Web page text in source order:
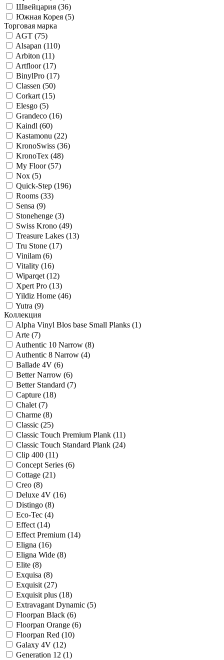
Швейцария (36)
Южная Корея (5)
Торговая марка
AGT (75)
Alsapan (110)
Arbiton (11)
Artfloor (17)
BinylPro (17)
Classen (50)
Corkart (15)
Elesgo (5)
Grandeco (16)
Kaindl (60)
Kastamonu (22)
KronoSwiss (36)
KronoTex (48)
My Floor (57)
Nox (5)
Quick-Step (196)
Rooms (33)
Sensa (9)
Stonehenge (3)
Swiss Krono (49)
Treasure Lakes (13)
Tru Stone (17)
Vinilam (6)
Vitality (16)
Wiparqet (12)
Xpert Pro (13)
Yildiz Home (46)
Yutra (9)
Коллекция
Alpha Vinyl Blos base Small Planks (1)
Arte (7)
Authentic 10 Narrow (8)
Authentic 8 Narrow (4)
Ballade 4V (6)
Better Narrow (6)
Better Standard (7)
Capture (18)
Chalet (7)
Charme (8)
Classic (25)
Classic Touch Premium Plank (11)
Classic Touch Standard Plank (24)
Clip 400 (11)
Concept Series (6)
Cottage (21)
Creo (8)
Deluxe 4V (16)
Distingo (8)
Eco-Tec (4)
Effect (14)
Effect Premium (14)
Eligna (16)
Eligna Wide (8)
Elite (8)
Exquisa (8)
Exquisit (27)
Exquisit plus (18)
Extravagant Dynamic (5)
Floorpan Black (6)
Floorpan Orange (6)
Floorpan Red (10)
Galaxy 4V (12)
Generation 12 (1)